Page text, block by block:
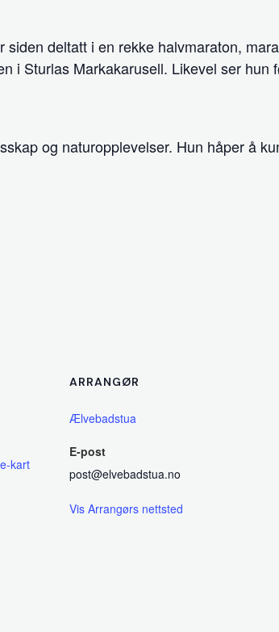
deltatt i en rekke halvmaraton,
i Sturlas Markakarusell. Likevel ser hun
og naturopplevelser. Hun håper å
kart
ARRANGØR
Ælvebadstua
E-post
post@elvebadstua.no
Vis Arrangørs nettsted